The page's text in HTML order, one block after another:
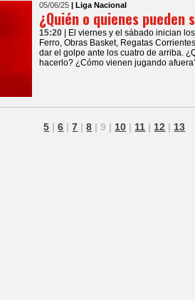
05/06/25 | Liga Nacional
¿Quién o quienes
15:20
| El viernes y el sábado inician
Ferro, Obras Basket, Regatas
dar el golpe ante los cuatro de arriba.
hacerlo? ¿Cómo vienen jugando
5 | 6 | 7 | 8 | 9 | 10 | 11 | 12 | 13